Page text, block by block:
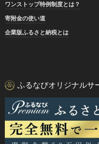
ワンストップ特例制度とは？
寄附金の使い道
企業版ふるさと納税とは
ふるなびオリジナルサ